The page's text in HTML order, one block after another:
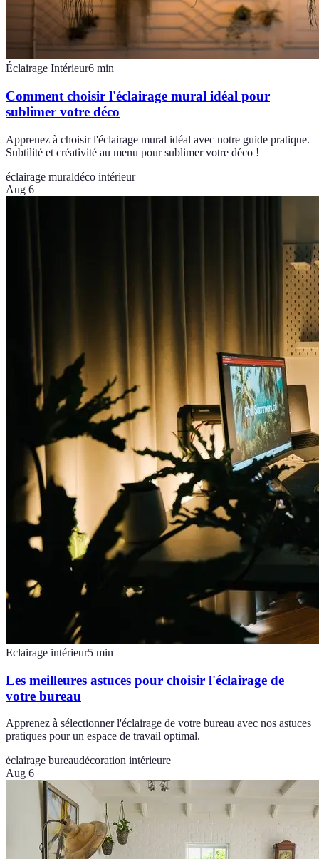
Éclairage Intérieur6 min
Comment choisir l'éclairage mural idéal pour
sublimer votre déco
Apprenez à choisir l'éclairage mural idéal avec notre guide pratique.
Subtilité et créativité au menu pour sublimer votre déco !
éclairage muraldéco intérieur
Aug 6
Eclairage intérieur5 min
Les meilleures astuces pour choisir l'éclairage de
votre bureau
Apprenez à sélectionner l'éclairage de votre bureau avec nos astuces
pratiques pour un espace de travail optimal.
éclairage bureaudécoration intérieure
Aug 6